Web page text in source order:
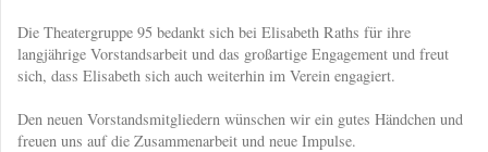
Die Theatergruppe 95 bedankt sich bei Elisabeth Raths für ihre
langjährige Vorstandsarbeit und das großartige Engagement und freut
sich, dass Elisabeth sich auch weiterhin im Verein engagiert.
Den neuen Vorstandsmitgliedern wünschen wir ein gutes Händchen und
freuen uns auf die Zusammenarbeit und neue Impulse.